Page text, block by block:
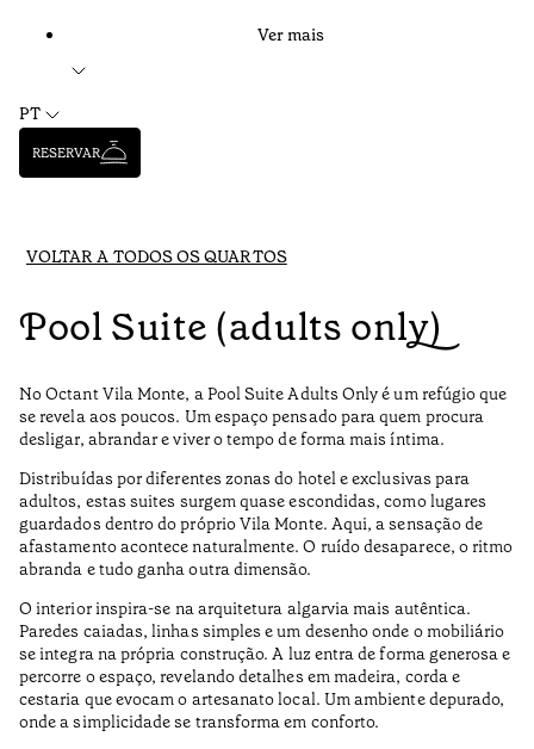
Ver mais
PT
RESERVAR
VOLTAR A TODOS OS QUARTOS
Pool Suite (adults only)
No Octant Vila Monte, a Pool Suite Adults Only é um refúgio que
se revela aos poucos. Um espaço pensado para quem procura
desligar, abrandar e viver o tempo de forma mais íntima.
Distribuídas por diferentes zonas do hotel e exclusivas para
adultos, estas suites surgem quase escondidas, como lugares
guardados dentro do próprio Vila Monte. Aqui, a sensação de
afastamento acontece naturalmente. O ruído desaparece, o ritmo
abranda e tudo ganha outra dimensão.
O interior inspira-se na arquitetura algarvia mais autêntica.
Paredes caiadas, linhas simples e um desenho onde o mobiliário
se integra na própria construção. A luz entra de forma generosa e
percorre o espaço, revelando detalhes em madeira, corda e
cestaria que evocam o artesanato local. Um ambiente depurado,
onde a simplicidade se transforma em conforto.